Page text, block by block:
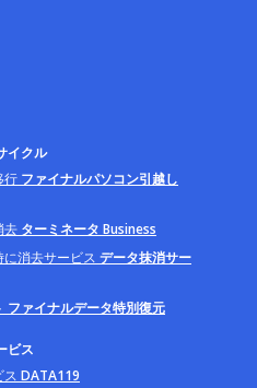
イクル
行 ファイナルパソコン引越し
去 ターミネータ Business
消去サービス データ抹消サー
ファイナルデータ特別復元
ビス
ス DATA119